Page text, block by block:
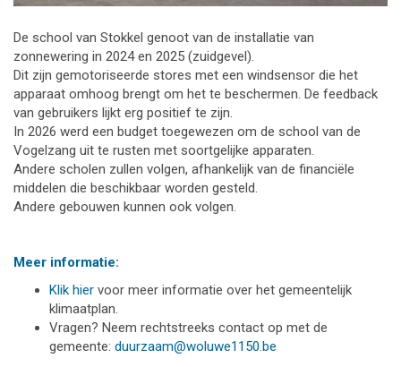
De school van Stokkel genoot van de installatie van
zonnewering in 2024 en 2025 (zuidgevel).
Dit zijn gemotoriseerde stores met een windsensor die het
apparaat omhoog brengt om het te beschermen. De feedback
van gebruikers lijkt erg positief te zijn.
In 2026 werd een budget toegewezen om de school van de
Vogelzang uit te rusten met soortgelijke apparaten.
Andere scholen zullen volgen, afhankelijk van de financiële
middelen die beschikbaar worden gesteld.
Andere gebouwen kunnen ook volgen.
Meer informatie:
Klik hier voor meer informatie over het gemeentelijk
klimaatplan.
Vragen? Neem rechtstreeks contact op met de
gemeente: duurzaam@woluwe1150.be